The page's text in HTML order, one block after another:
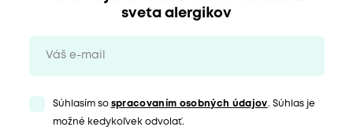
sveta alergikov
Súhlasím so spracovaním osobných údajov. Súhlas je
možné kedykoľvek odvolať.